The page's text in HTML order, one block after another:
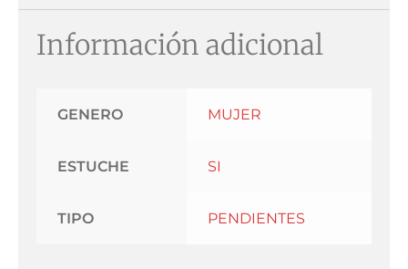
Información adicional
GENERO MUJER
ESTUCHE SI
TIPO PENDIENTES